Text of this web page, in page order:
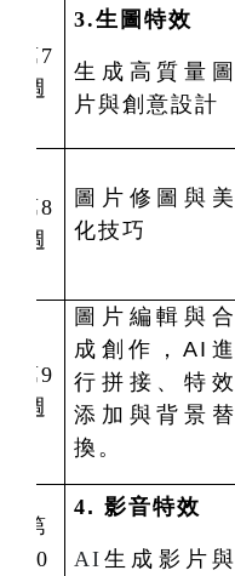
第7
週
3.生圖特效
生成高質量圖
片與創意設計
第8
週
圖片修圖與美
化技巧
第9
週
圖片編輯與合
成創作，AI進
行拼接、特效
添加與背景替
換。
第
10
4. 影音特效
AI 生成影片與